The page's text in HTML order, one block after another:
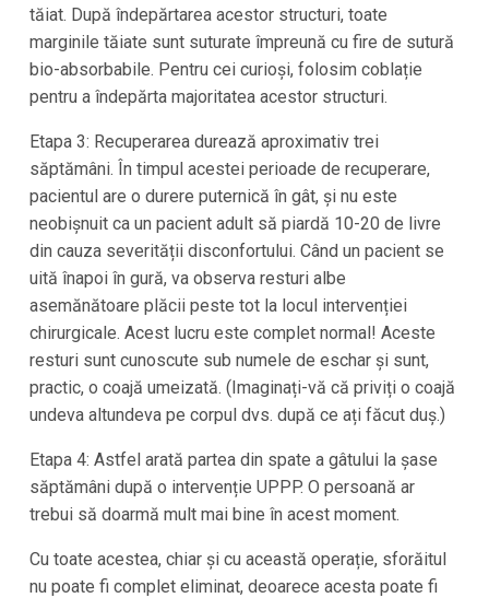
tăiat. După îndepărtarea acestor structuri, toate
marginile tăiate sunt suturate împreună cu fire de sutură
bio-absorbabile. Pentru cei curioși, folosim coblație
pentru a îndepărta majoritatea acestor structuri.
Etapa 3: Recuperarea durează aproximativ trei
săptămâni. În timpul acestei perioade de recuperare,
pacientul are o durere puternică în gât, și nu este
neobișnuit ca un pacient adult să piardă 10-20 de livre
din cauza severității disconfortului. Când un pacient se
uită înapoi în gură, va observa resturi albe
asemănătoare plăcii peste tot la locul intervenției
chirurgicale. Acest lucru este complet normal! Aceste
resturi sunt cunoscute sub numele de eschar și sunt,
practic, o coajă umeizată. (Imaginați-vă că priviți o coajă
undeva altundeva pe corpul dvs. după ce ați făcut duș.)
Etapa 4: Astfel arată partea din spate a gâtului la șase
săptămâni după o intervenție UPPP. O persoană ar
trebui să doarmă mult mai bine în acest moment.
Cu toate acestea, chiar și cu această operație, sforăitul
nu poate fi complet eliminat, deoarece acesta poate fi